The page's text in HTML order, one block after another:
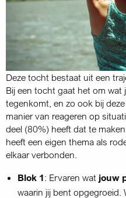
Deze tocht bestaat uit een
Bij een tocht gaat het om wat
tegenkomt, en zo ook bij
manier van reageren op
deel (80%) heeft dat te
heeft een eigen thema als
elkaar verbonden.
Blok 1: Ervaren wat jouw
waarin jij bent opgegroeid.